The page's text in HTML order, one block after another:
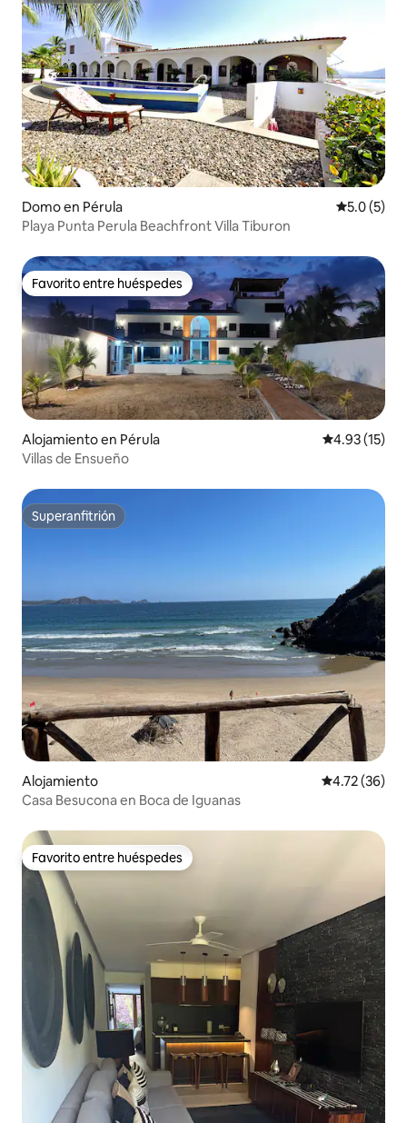
Domo en Pérula
5.0 (5)
Playa Punta Perula Beachfront Villa Tiburon
Favorito entre huéspedes
Favorito entre huéspedes
Alojamiento en Pérula Calificación
4.93 (15)
Villas de Ensueño
Superanfitrión
Superanfitrión
Alojamiento Calificación
4.72 (36)
Casa Besucona en Boca de Iguanas
Favorito entre huéspedes
Favorito entre huéspedes